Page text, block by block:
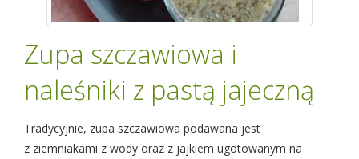
Zupa szczawiowa i
naleśniki z pastą jajeczną
Tradycyjnie, zupa szczawiowa podawana jest
z ziemniakami z wody oraz z jajkiem ugotowanym na